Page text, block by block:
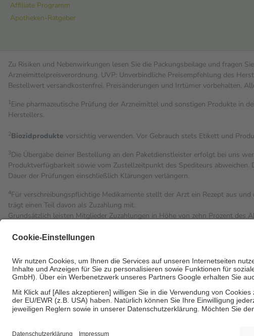
Affiliate Programm
Apotheken-Ratgeber
Zu Risiken und Nebenwirkungen lesen Sie die Packungsbeilage und fragen
Arzneimittelpreisverordnung. UVP: Unverbindliche Preisempfehlung des
Bestell­wert versand­kosten­frei. Preisänderungen und Irrtümer vorbehalten.
1Eine pharmazeutische Prüfung der Arzneimittel und sonstigen Produkte in
Herstellers.
2Biozidprodukte vorsichtig verwenden. Vor Gebrauch stets Etikett und
3Die Übergabe deiner Bestellung an den Paketdienstleister erfolgt bei uns
Produktverfügbarkeit sowie vom Zustellzeitpunkt des Spediteurs
Dauer der Prüfungen einschließlich Klärungen verlängern.
4Für verschreibungspflichtige Medikamente stellt der Arzt ein Rezept aus
trägt einen Teil davon als Zuzahlung mit.
Grundsätzlich leisten Mitglieder Zuzahlungen in Höhe von zehn Prozent des
Diese Regeln gelten grundsätzlich auch für Online-Apotheken.
Um das Engagement der Versicherten für ihre eigene Gesundheit zu
• Kindern und Jugendlichen bis zum vollendeten 18. Lebensjahr mit
• Untersuchungen zur Vorsorge und Früherkennung, die von der GKV
• empfohlenen Schutzimpfungen
• Harn- und Blutteststreifen
Informationen findest du hier: https://help.etrusted.com/hc/de/articles/